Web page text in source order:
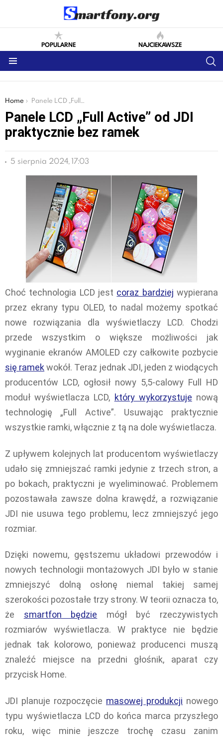
POPULARNE NAJCIEKAWSZE
You are here:
Home Panele LCD „Full Active” od JDI praktycznie bez ramek
Panele LCD „Full Active” od JDI
praktycznie bez ramek
5 sierpnia 2024, 17:03
Choć technologia LCD jest coraz bardziej wypierana
przez ekrany typu OLED, to nadal możemy spotkać
nowe rozwiązania dla wyświetlaczy LCD. Chodzi
przede wszystkim o większe możliwości jak
wyginanie ekranów AMOLED czy całkowite pozbycie
się ramekwokół. Teraz jednak JDI, jeden z wiodących
producentów LCD, ogłosił nowy 5,5-calowy Full HD
moduł wyświetlacza LCD, który wykorzystuje nową
technologię „Full Active”. Usuwając praktycznie
wszystkie ramki, włącznie z tą na dole wyświetlacza.
Z upływem kolejnych lat producentom wyświetlaczy
udało się zmniejszać ramki jedynie z trzech stron, a
po bokach, praktyczni je wyeliminować. Problemem
pozostawała zawsze dolna krawędź, a rozwiązanie
JDI nie usuwa tego problemu, lecz zmniejszyć jego
rozmiar.
Dzięki nowemu, gęstszemu układowi przewodów i
nowych technologii montażowych JDI było w stanie
zmniejszyć dolną osłonę niemal takiej samej
szerokości pozostałe trzy strony. W teorii oznacza to,
że smartfon będzie mógł być rzeczywistych
rozmiarów wyświetlacza. W praktyce nie będzie
jednak tak kolorowo, ponieważ producenci muszą
znaleźć miejsce na przedni głośnik, aparat czy
przycisk Home.
JDI planuje rozpoczęcie masowej produkcji nowego
typu wyświetlacza LCD do końca marca przyszłego
roku, więc minie jeszcze trochę czasu zanim